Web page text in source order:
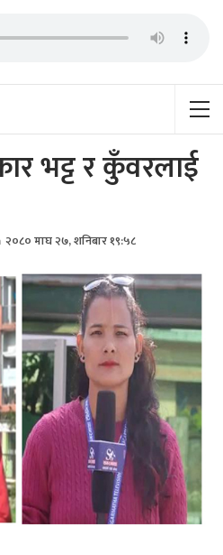
भट्ट र कुँवरलाई
२०८० माघ २७, शनिबार १९:५८